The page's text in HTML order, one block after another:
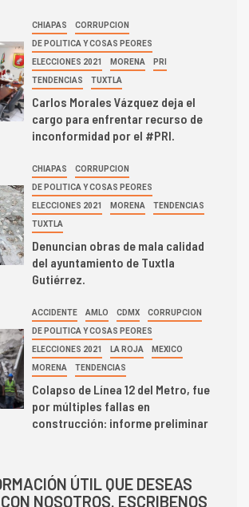
CHIAPAS CORRUPCION
DE POLITICA Y COSAS PEORES
ELECCIONES 2021 MORENA PRI
TENDENCIAS TUXTLA
Carlos Morales Vázquez deja el
cargo para enfrentar recurso de
inconformidad por el #PRI.
CHIAPAS CORRUPCION
DE POLITICA Y COSAS PEORES
ELECCIONES 2021 MORENA TENDENCIAS
TUXTLA
Denuncian obras de mala calidad
del ayuntamiento de Tuxtla
Gutiérrez.
ACCIDENTE AMLO CDMX CORRUPCION
DE POLITICA Y COSAS PEORES
ELECCIONES 2021 LA ROJA MEXICO
MORENA TENDENCIAS
Colapso de Línea 12 del Metro, fue
por múltiples fallas en
construcción: informe preliminar
ÚTIL QUE DESEAS
NOSOTROS. ESCRIBENOS